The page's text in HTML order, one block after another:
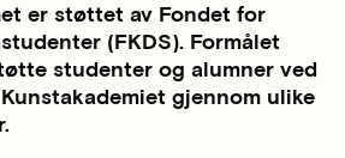
er støttet av Fondet for
(FKDS). Formålet
studenter og alumner ved
gjennom ulike